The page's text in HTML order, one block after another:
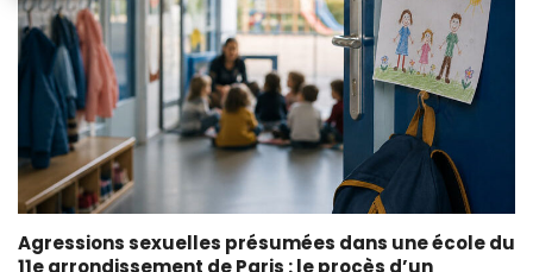
Agressions sexuelles présumées dans une école du
11e arrondissement de Paris : le procès d’un